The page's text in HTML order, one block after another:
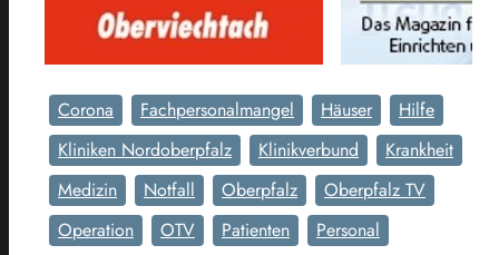
Corona Fachpersonalmangel Häuser
Hilfe
Kliniken Nordoberpfalz
Klinikverbund
Krankheit
Medizin
Notfall Oberpfalz
Oberpfalz TV
Operation
OTV Patienten
Personal